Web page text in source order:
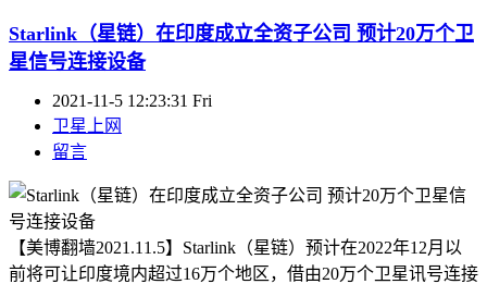
Starlink（星链）在印度成立全资子公司 预计20万个卫
星信号连接设备
2021-11-5 12:23:31 Fri
卫星上网
留言
【美博翻墙2021.11.5】Starlink（星链）预计在2022年12月以
前将可让印度境内超过16万个地区，借由20万个卫星讯号连接